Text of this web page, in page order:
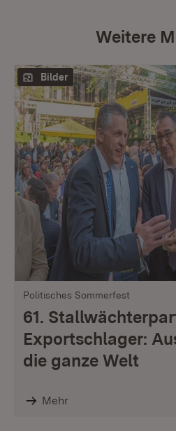
Weitere
Bilder
Politisches Sommerfest
61.
Exportschlager:
die ganze Welt
Mehr